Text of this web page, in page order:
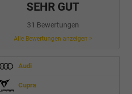
SEHR GUT
31 Bewertungen
Alle Bewertungen anzeigen >
Audi
Cupra